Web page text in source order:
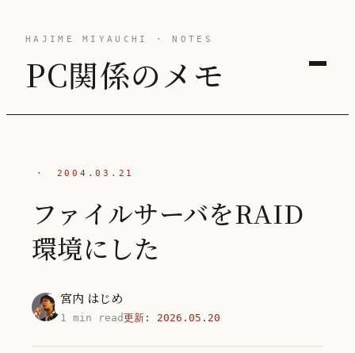
HAJIME MIYAUCHI · NOTES
PC関係のメモ
· 2004.03.21
ファイルサーバをRAID
環境にした
宮内 はじめ
1 min read更新: 2026.05.20